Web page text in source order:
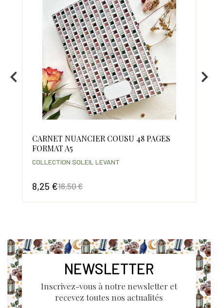
CARNET NUANCIER COUSU 48 PAGES
FORMAT A5
8,25 €16,50 €
COLLECTION SOLEIL LEVANT
NEWSLETTER
Inscrivez-vous à notre newsletter et
recevez toutes nos actualités